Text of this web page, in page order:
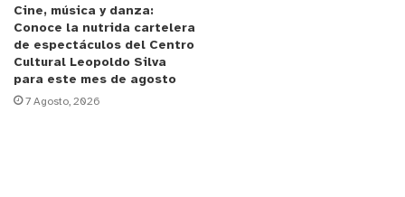
diseñar y construir un prototipo de vehículo no
tripulado, tipo Rover, “que debía cumplir la misión
de explorar un planeta en el espacio y llevar un
objeto magnético desde el punto A de la misión a
un punto B de descarga. Para ello se construyó una
Cine, música y danza:
Conoce la nutrida cartelera
de espectáculos del Centro
Cultural Leopoldo Silva
para este mes de agosto
7 Agosto, 2026